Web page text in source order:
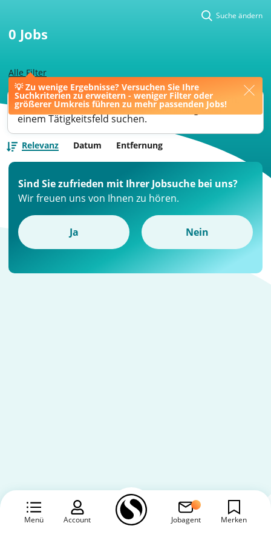
💡 Zu wenige Ergebnisse? Versuchen Sie Ihre
Suchkriterien zu erweitern - weniger Filter oder
größerer Umkreis führen zu mehr passenden Jobs!
Alle Filter
Suche ändern
0 Jobs
Ihre Jobsuche könnte bessere Ergebnisse liefern,
wenn Sie nach einer Berufsbezeichnung oder
einem Tätigkeitsfeld suchen.
Relevanz Datum Entfernung
Menü Account Jobagent Merken
Sind Sie zufrieden mit Ihrer Jobsuche bei uns?
Wir freuen uns von Ihnen zu hören.
Ja Nein